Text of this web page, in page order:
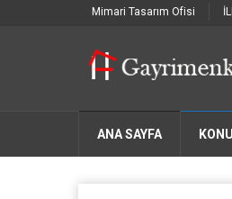
Mimari Tasarım Ofisi
ANA SAYFA